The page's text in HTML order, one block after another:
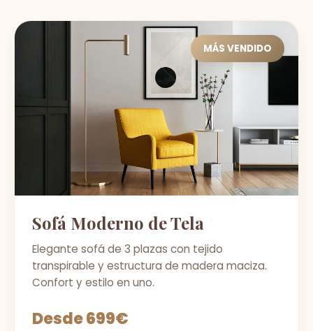
MÁS VENDIDO
Sofá Moderno de Tela
Elegante sofá de 3 plazas con tejido
transpirable y estructura de madera maciza.
Confort y estilo en uno.
Desde 699€